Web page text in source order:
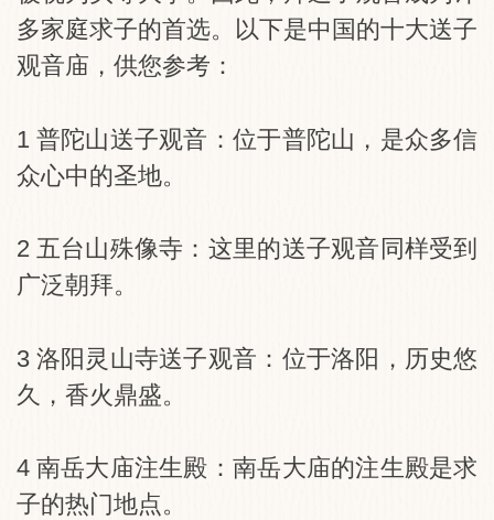
多家庭求子的首选。以下是中国的十大送子
观音庙，供您参考：
1 普陀山送子观音：位于普陀山，是众多信
众心中的圣地。
2 五台山殊像寺：这里的送子观音同样受到
广泛朝拜。
3 洛阳灵山寺送子观音：位于洛阳，历史悠
久，香火鼎盛。
4 南岳大庙注生殿：南岳大庙的注生殿是求
子的热门地点。